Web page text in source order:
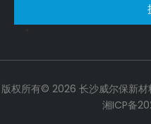
版权所有© 2026 长沙威尔保新
湘ICP备